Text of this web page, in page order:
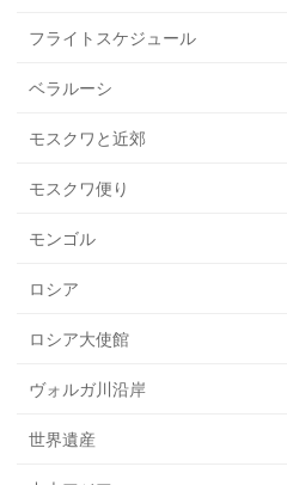
フライトスケジュール
ベラルーシ
モスクワと近郊
モスクワ便り
モンゴル
ロシア
ロシア大使館
ヴォルガ川沿岸
世界遺産